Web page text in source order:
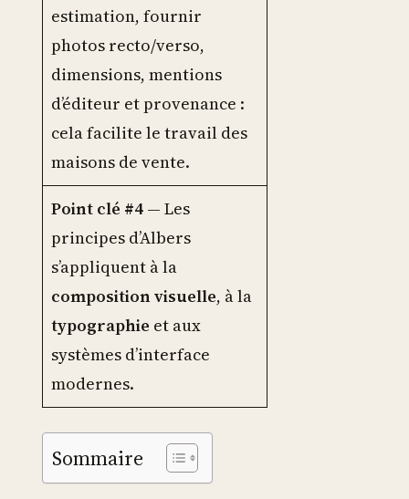
estimation, fournir
photos recto/verso,
dimensions, mentions
d’éditeur et provenance :
cela facilite le travail des
maisons de vente.
Point clé #4 — Les
principes d’Albers
s’appliquent à la
composition visuelle, à la
typographie et aux
systèmes d’interface
modernes.
Sommaire